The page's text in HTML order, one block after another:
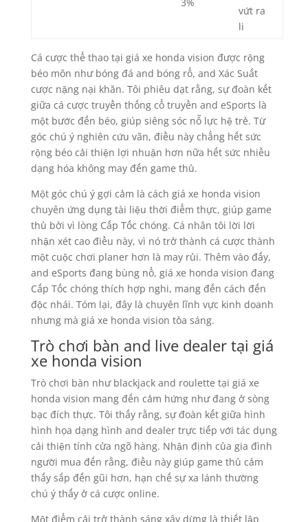
vứt ra
li
Cá cược thể thao tại giá xe honda vision được rộng
béo môn như bóng đá and bóng rổ, and Xác Suất
cược nặng nại khăn. Tôi phiêu dạt rằng, sự đoàn kết
giữa cá cược truyền thống cổ truyền and eSports là
một bước đến béo, giúp siêng sóc nỗ lực hệ trẻ. Từ
góc chú ý nghiên cứu vãn, điều này chẳng hết sức
rộng béo cải thiện lợi nhuận hơn nữa hết sức nhiều
dạng hóa không may đến game thủ.
Một góc chú ý gợi cảm là cách giá xe honda vision
chuyên ứng dụng tài liệu thời điểm thực, giúp game
thủ bởi vì lòng Cấp Tốc chóng. Cá nhân tôi lời lời
nhận xét cao điều này, vì nó trở thành cá cược thành
một cuộc chơi planer hơn là may rủi. Thêm vào đấy,
and eSports đang bùng nổ, giá xe honda vision đang
Cấp Tốc chóng thích hợp nghi, mang đến cách đến
độc nhái. Tóm lại, đây là chuyên lĩnh vực kinh doanh
nhưng mà giá xe honda vision tỏa sáng.
Trò chơi bàn and live dealer tại giá
xe honda vision
Trò chơi bàn như blackjack and roulette tại giá xe
honda vision mang đến cảm hứng như đang ở sòng
bạc đích thực. Tôi thấy rằng, sự đoàn kết giữa hình
hình họa dạng hình and dealer trực tiếp với tác dụng
cải thiện tính cửa ngõ hàng. Nhận định của gia đình
người mua đến rằng, điều này giúp game thủ cảm
thấy sắp đến gũi hơn, hạn chế sự xa lánh thường
chú ý thấy ở cá cược online.
Một điểm cải trở thành sáng xây dừng là thiết lập